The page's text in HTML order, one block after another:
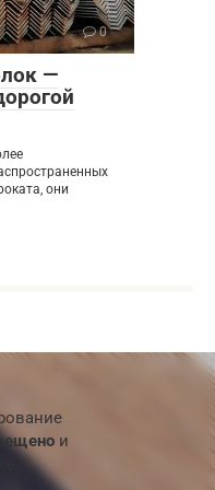
0
—
они
и